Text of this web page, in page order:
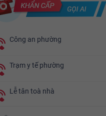
Công an phường
Trạm y tế phường
Lễ tân toà nhà